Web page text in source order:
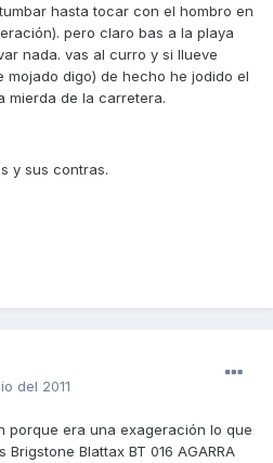
hasta tocar con el hombro en
pero claro bas a la playa
nada. vas al curro y si llueve
digo) de hecho he jodido el
mierda de la carretera.
y sus contras.
del 2011
porque era una exageración lo que
Blattax BT 016 AGARRA